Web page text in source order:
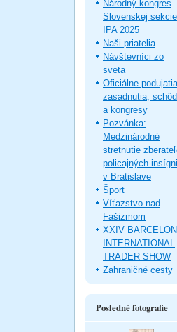
Národný kongres
Slovenskej sekcie
IPA 2025
Naši priatelia
Návštevníci zo
sveta
Oficiálne
zasadnutia,
a kongresy
Pozvánka:
Medzinárodné
stretnutie
policajných
v Bratislave
Šport
Víťazstvo nad
Fašizmom
XXIV
INTERNATIONAL
TRADER SHOW
Zahraničné cesty
Posledné fotografie